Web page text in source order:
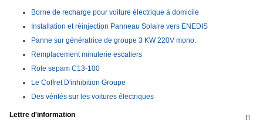
Borne de recharge pour voiture électrique à domicile
Installation et réinjection Panneau Solaire vers ENEDIS
Panne sur génératrice de groupe 3 KW 220V mono.
Remplacement minuterie escaliers
Role sepam C13-100
Le Coffret D'inhibition Groupe
Des vérités sur les voitures électriques

Lettre d'information